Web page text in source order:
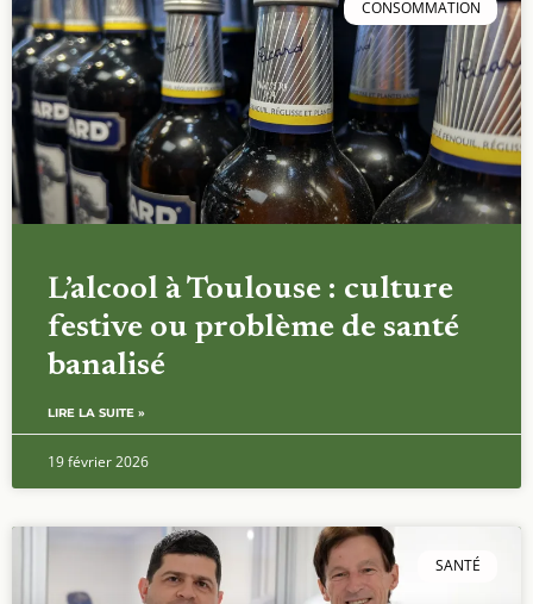
CONSOMMATION
L’alcool à Toulouse : culture
festive ou problème de santé
banalisé
LIRE LA SUITE »
19 février 2026
SANTÉ